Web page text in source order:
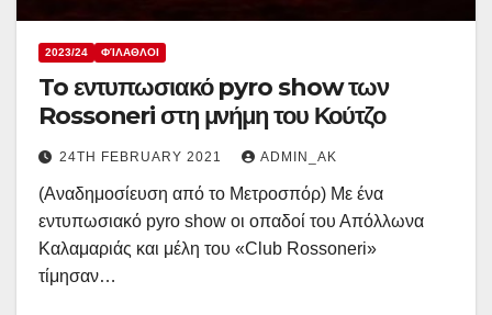
2023/24 ΦΊΛΑΘΛΟΙ
To εντυπωσιακό pyro show των
Rossoneri στη μνήμη του Κούτζο
24TH FEBRUARY 2021 ADMIN_AK
(Αναδημοσίευση από το Μετροσπόρ) Με ένα
εντυπωσιακό pyro show οι οπαδοί του Απόλλωνα
Καλαμαριάς και μέλη του «Club Rossoneri»
τίμησαν…